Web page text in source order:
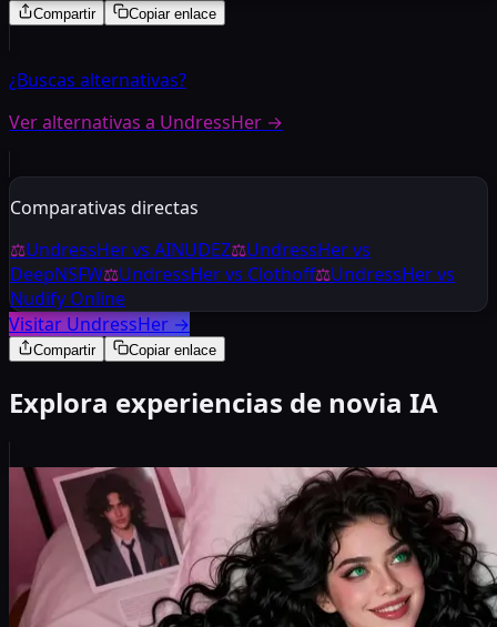
Compartir Copiar enlace
¿Buscas alternativas?
Ver alternativas a UndressHer →
Comparativas directas
⚖UndressHervs AINUDEZ⚖UndressHervs
DeepNSFW⚖UndressHervs Clothoff⚖UndressHervs
Nudify Online
Visitar UndressHer→
Compartir Copiar enlace
Explora experiencias de novia IA